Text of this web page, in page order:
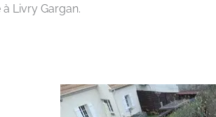
Livry Gargan.